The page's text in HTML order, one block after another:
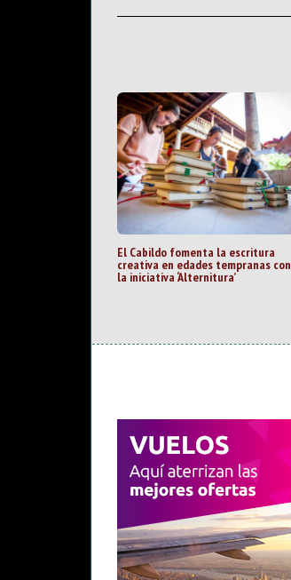
El Cabildo fomenta la escritura
creativa en edades tempranas con
la iniciativa ‘Alternitura’